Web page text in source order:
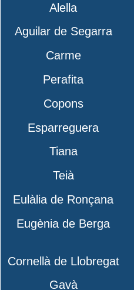
Alella
Aguilar de Segarra
Carme
Perafita
Copons
Esparreguera
Tiana
Teià
Eulàlia de Ronçana
Eugènia de Berga
Cornellà de Llobregat
Gavà